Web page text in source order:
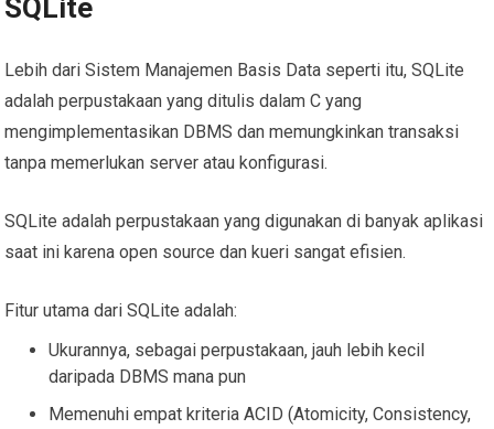
SQLite
Lebih dari Sistem Manajemen Basis Data seperti itu, SQLite
adalah perpustakaan yang ditulis dalam C yang
mengimplementasikan DBMS dan memungkinkan transaksi
tanpa memerlukan server atau konfigurasi.
SQLite adalah perpustakaan yang digunakan di banyak aplikasi
saat ini karena open source dan kueri sangat efisien.
Fitur utama dari SQLite adalah:
Ukurannya, sebagai perpustakaan, jauh lebih kecil
daripada DBMS mana pun
Memenuhi empat kriteria ACID (Atomicity, Consistency,